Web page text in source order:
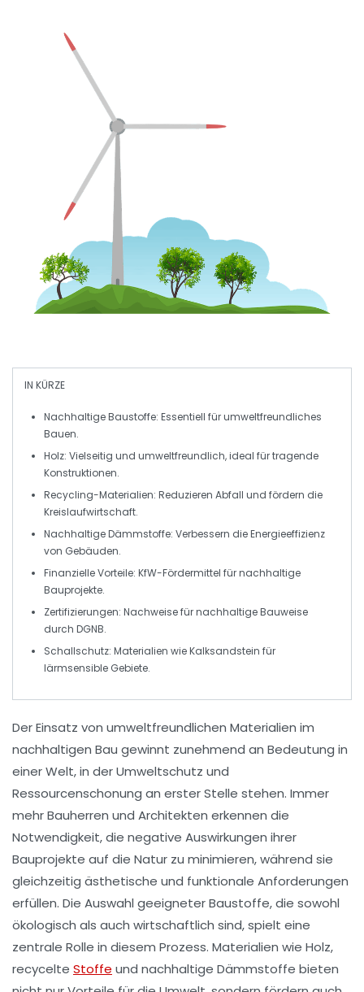
IN KÜRZE
Nachhaltige Baustoffe: Essentiell für umweltfreundliches
Bauen.
Holz: Vielseitig und umweltfreundlich, ideal für tragende
Konstruktionen.
Recycling-Materialien: Reduzieren Abfall und fördern die
Kreislaufwirtschaft.
Nachhaltige Dämmstoffe: Verbessern die Energieeffizienz
von Gebäuden.
Finanzielle Vorteile: KfW-Fördermittel für nachhaltige
Bauprojekte.
Zertifizierungen: Nachweise fürnachhaltige Bauweise
durch DGNB.
Schallschutz: Materialien wieKalksandstein für
lärmsensible Gebiete.
Der Einsatz von umweltfreundlichen Materialien im
nachhaltigen Bau gewinnt zunehmend an Bedeutung in
einer Welt, in der Umweltschutz und
Ressourcenschonung an erster Stelle stehen. Immer
mehr Bauherren und Architekten erkennen die
Notwendigkeit, die negative Auswirkungen ihrer
Bauprojekte auf die Natur zu minimieren, während sie
gleichzeitig ästhetische und funktionale Anforderungen
erfüllen. Die Auswahl geeigneter Baustoffe, die sowohl
ökologisch als auch wirtschaftlich sind, spielt eine
zentrale Rolle in diesem Prozess. Materialien wie Holz,
recycelte Stoffe und nachhaltige Dämmstoffe bieten